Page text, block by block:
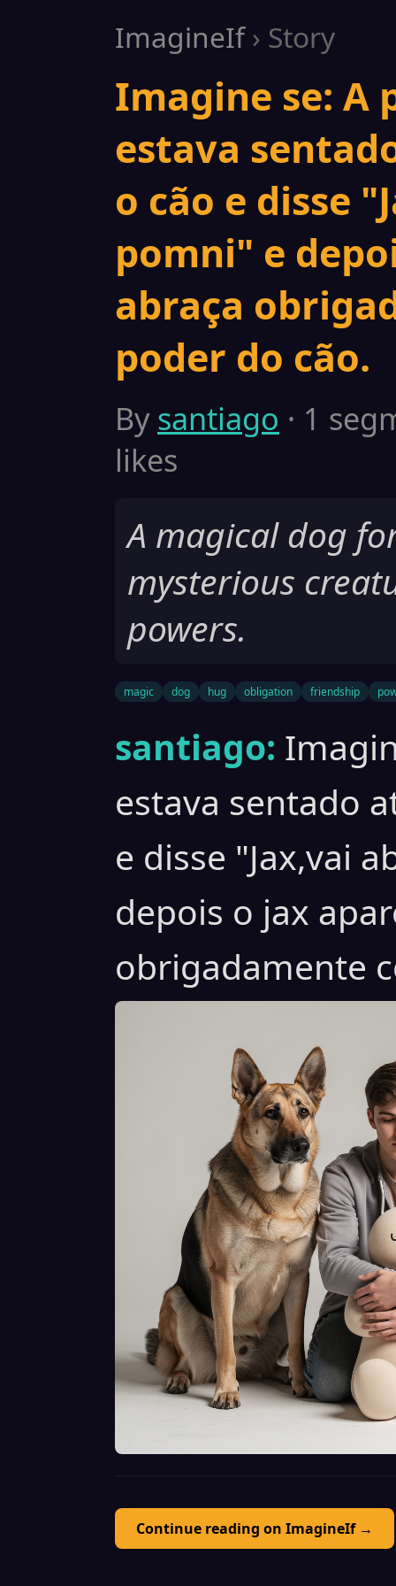
ImagineIf› Story
Imagine se: A
estava
o cão e disse
pomni" e
abraça
poder do cão.
Bysantiago · 1
likes
A magical dog
mysterious
powers.
magic dog hug obligation friendship
santiago:
estava sentado
e disse "Jax,vai
depois o jax
obrigadamente
Continue reading on ImagineIf →